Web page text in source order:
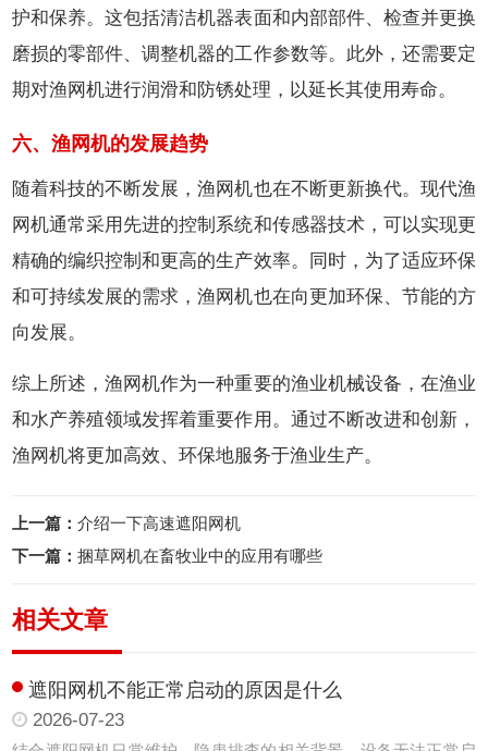
护和保养。这包括清洁机器表面和内部部件、检查并更换
磨损的零部件、调整机器的工作参数等。此外，还需要定
期对渔网机进行润滑和防锈处理，以延长其使用寿命。
六、渔网机的发展趋势
随着科技的不断发展，渔网机也在不断更新换代。现代渔
网机通常采用先进的控制系统和传感器技术，可以实现更
精确的编织控制和更高的生产效率。同时，为了适应环保
和可持续发展的需求，渔网机也在向更加环保、节能的方
向发展。
综上所述，渔网机作为一种重要的渔业机械设备，在渔业
和水产养殖领域发挥着重要作用。通过不断改进和创新，
渔网机将更加高效、环保地服务于渔业生产。
上一篇：介绍一下高速遮阳网机
下一篇：捆草网机在畜牧业中的应用有哪些
相关文章
遮阳网机不能正常启动的原因是什么
2026-07-23